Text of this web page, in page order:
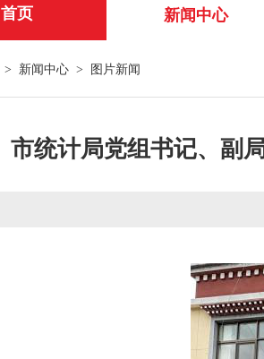
首页 新闻中心
> 新闻中心 > 图片新闻
市统计局党组书记、副